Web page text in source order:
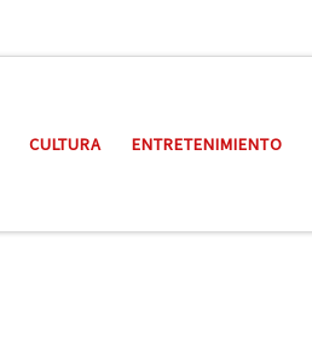
CULTURA ENTRETENIMIENTO